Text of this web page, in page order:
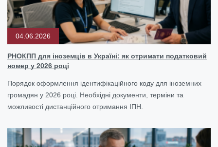
04.06.2026
РНОКПП для іноземців в Україні: як отримати податковий
номер у 2026 році
Порядок оформлення ідентифікаційного коду для іноземних
громадян у 2026 році. Необхідні документи, терміни та
можливості дистанційного отримання ІПН.